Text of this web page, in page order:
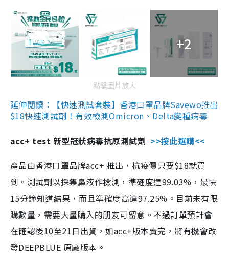
+2
點擊圖片放大
延伸閱讀：【快速測試套裝】香港口罩品牌Savewo推出
$18快速測試劑！有效檢測Omicron、Delta變種病毒
acc+ test 新型冠狀病毒抗原測試劑 >>按此選購<<
產品由香港口罩品牌acc+ 推出，抗疫價只要$18就買
到。測試劑以採集鼻液作檢測，準確度達99.03%，最快
15分鐘知道結果，而且準確度高達97.25%。目前未有限
購數量，需要大量購入的朋友可留意。不過訂單預計會
在確認後10至21日出貨，如acc+版本賣完，將有機會改
發DEEPBLUE 原廠版本。